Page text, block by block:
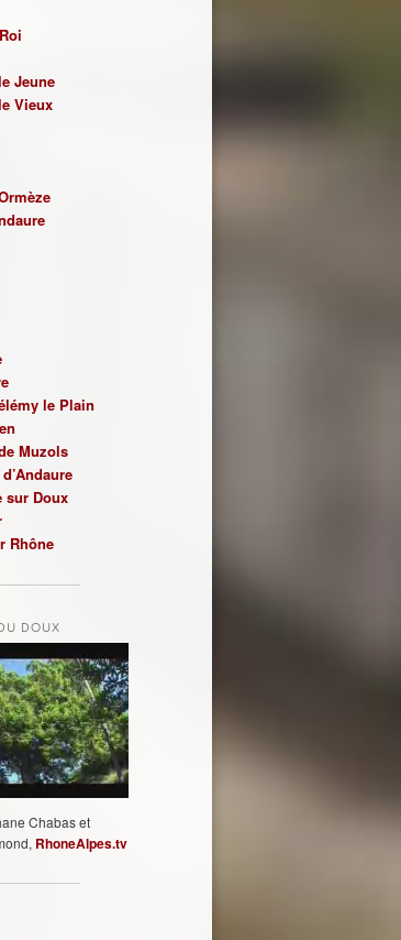
Jeune
Vieux
le Plain
Muzols
sur Doux
Rhône
DOUX
Chabas et
RhoneAlpes.tv